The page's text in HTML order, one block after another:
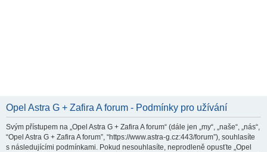
Opel Astra G + Zafira A forum - Podmínky pro užívání
Svým přístupem na „Opel Astra G + Zafira A forum“ (dále jen „my“, „naše“, „nás“,
“Opel Astra G + Zafira A forum”, “https://www.astra-g.cz:443/forum”), souhlasíte
s následujícími podmínkami. Pokud nesouhlasíte, neprodleně opusťte „Opel